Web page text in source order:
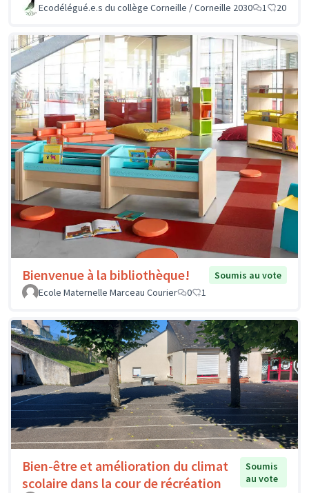
Ecodélégué.e.s du collège Corneille / Corneille 2030 1 20
Bienvenue à la bibliothèque!
Soumis au vote
Ecole Maternelle Marceau Courier
0 1
Bien-être et amélioration du climat
scolaire dans la cour de récréation
Soumis
au vote